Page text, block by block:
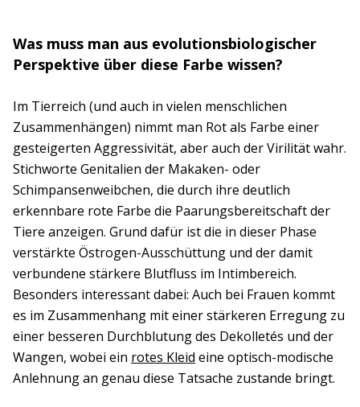
Was muss man aus evolutionsbiologischer
Perspektive über diese Farbe wissen?
Im Tierreich (und auch in vielen menschlichen
Zusammenhängen) nimmt man Rot als Farbe einer
gesteigerten Aggressivität, aber auch der Virilität wahr.
Stichworte Genitalien der Makaken- oder
Schimpansenweibchen, die durch ihre deutlich
erkennbare rote Farbe die Paarungsbereitschaft der
Tiere anzeigen. Grund dafür ist die in dieser Phase
verstärkte Östrogen-Ausschüttung und der damit
verbundene stärkere Blutfluss im Intimbereich.
Besonders interessant dabei: Auch bei Frauen kommt
es im Zusammenhang mit einer stärkeren Erregung zu
einer besseren Durchblutung des Dekolletés und der
Wangen, wobei ein rotes Kleid eine optisch-modische
Anlehnung an genau diese Tatsache zustande bringt.